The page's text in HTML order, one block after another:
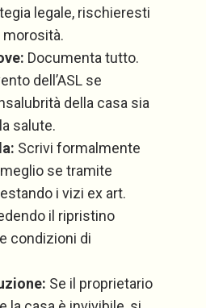
legale, rischieresti
Documenta tutto.
dell’ASL se
della casa sia
salute.
Scrivi formalmente
se tramite
i vizi ex art.
il ripristino
condizioni di
Se il proprietario